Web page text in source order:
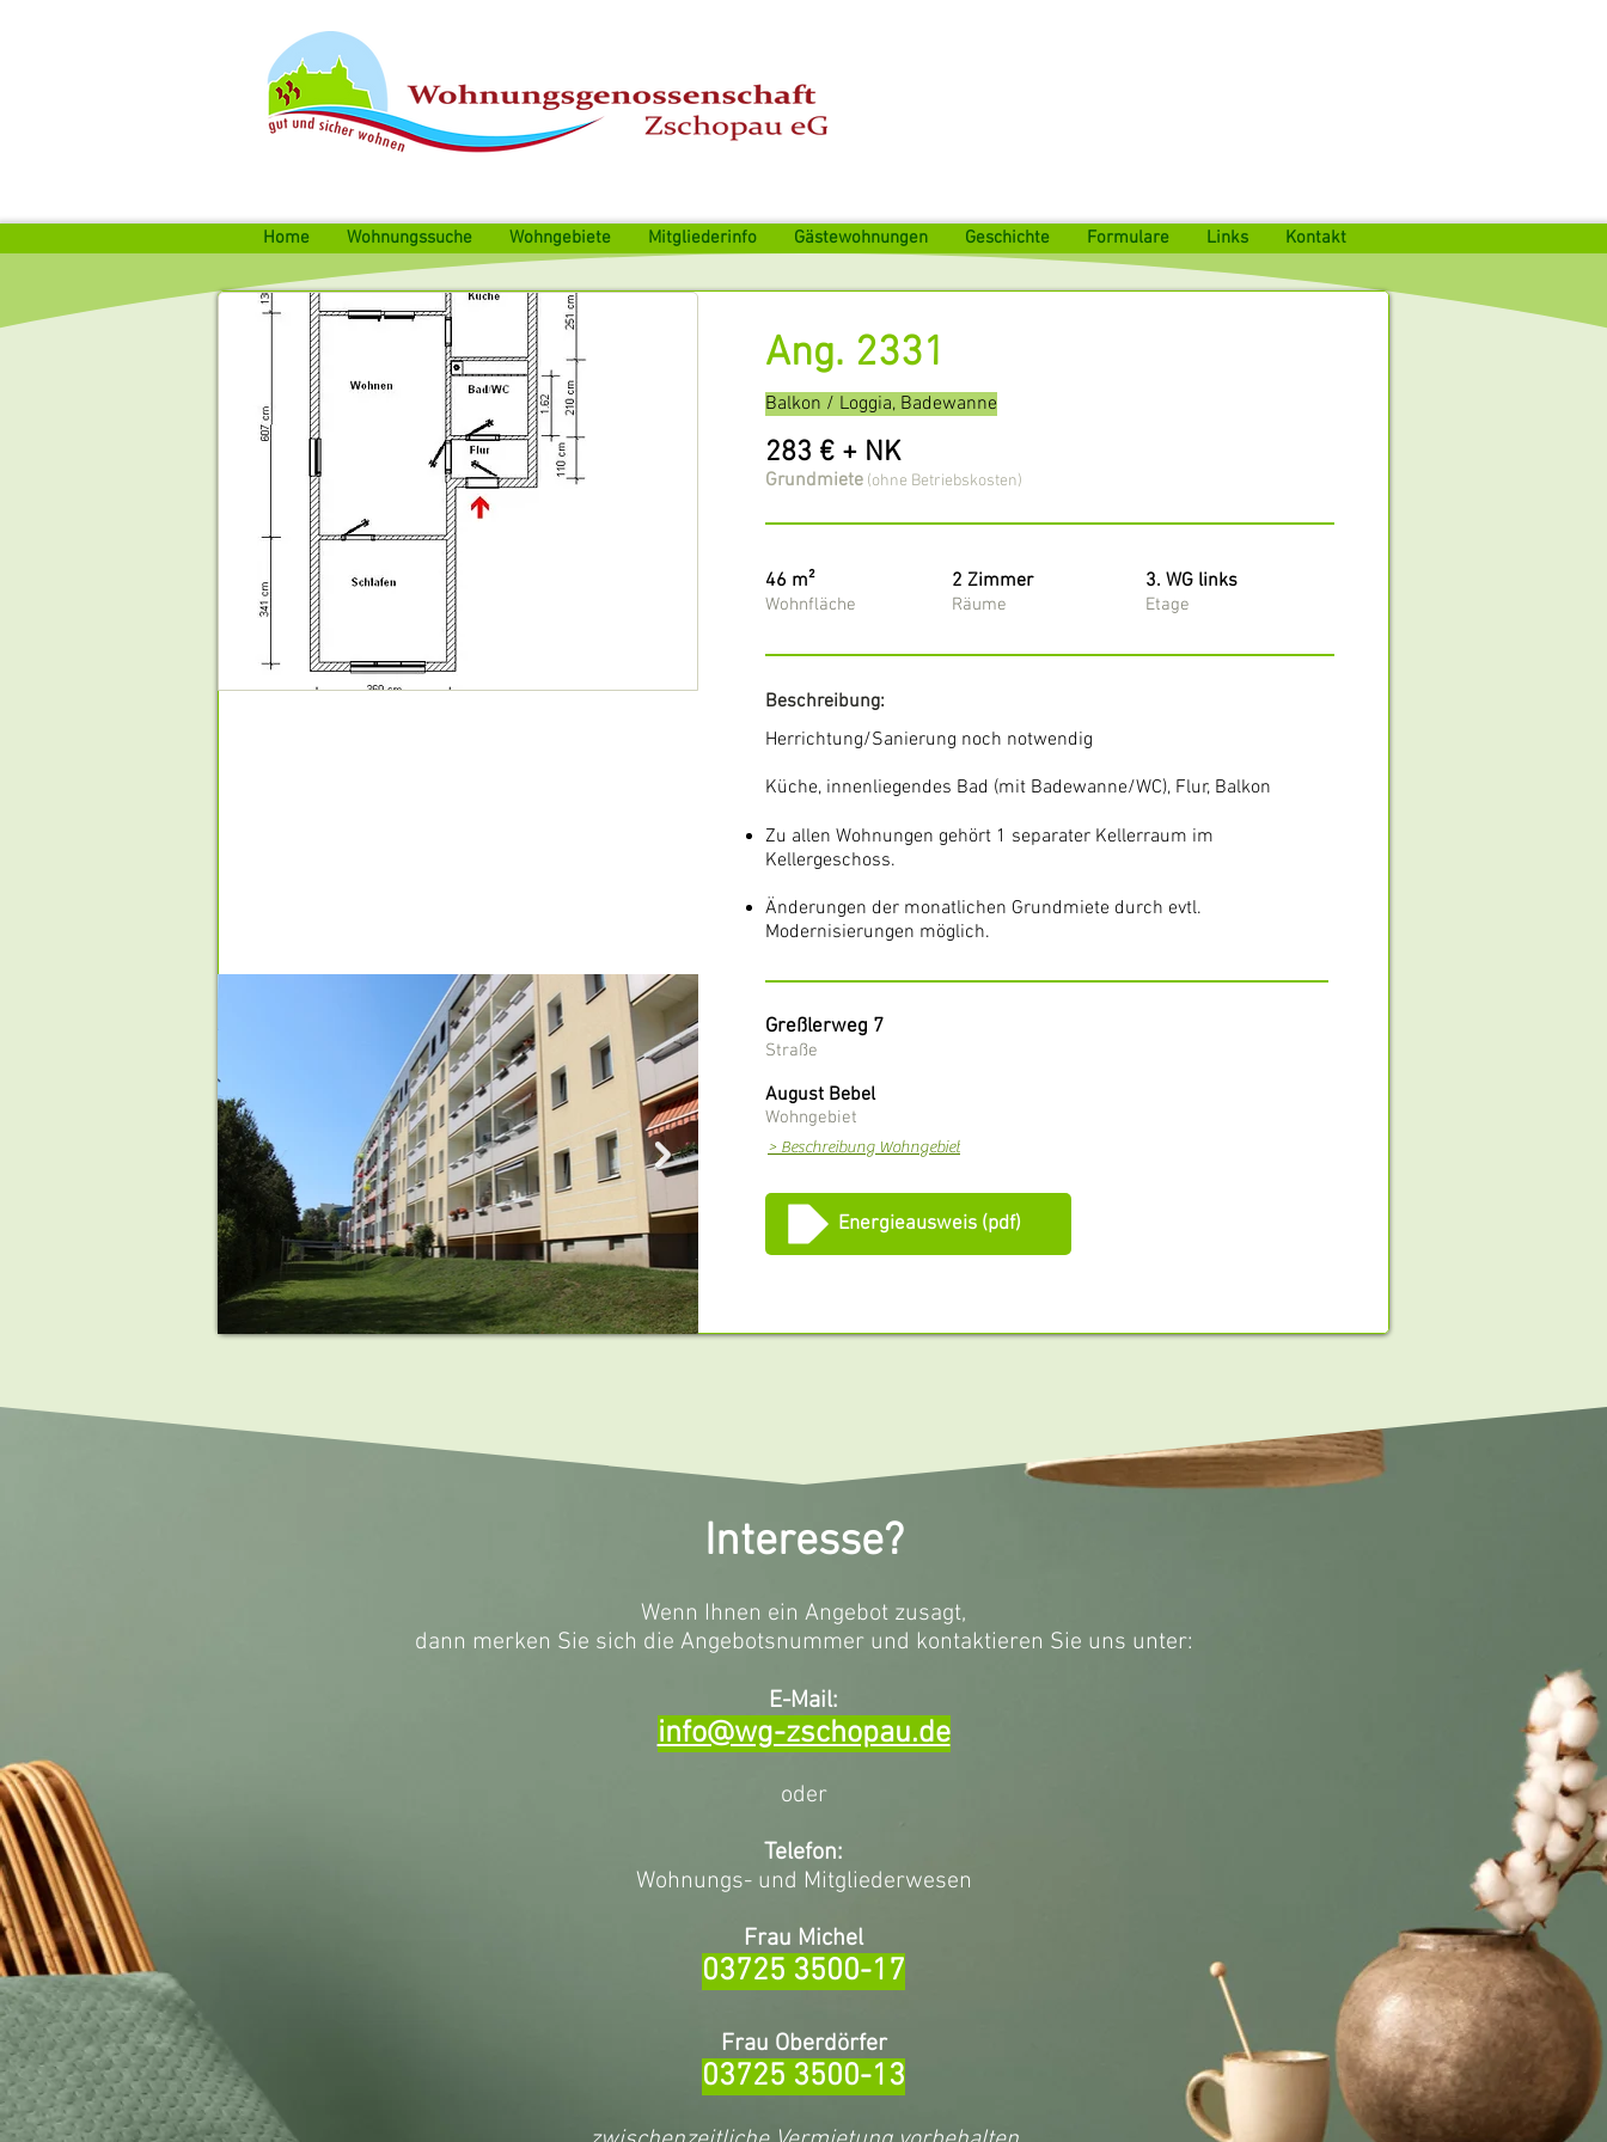
Home Wohnungssuche Wohngebiete Mitgliederinfo Gästewohnungen Geschichte Formulare Links Kontakt
Ang. 2331
Balkon / Loggia, Badewanne
283 € + NK
Grundmiete (ohne Betriebskosten)
46 m²
Wohnfläche
2 Zimmer
Räume
3. WG links
Etage
Beschreibung:
Herrichtung/Sanierung noch notwendig
Küche, innenliegendes Bad (mit Badewanne/WC), Flur, Balkon
Zu allen Wohnungen gehört 1 separater Kellerraum im
Kellergeschoss.
Änderungen der monatlichen Grundmiete durch evtl.
Modernisierungen möglich.
Greßlerweg 7
Straße
August Bebel
Wohngebiet
> Beschreibung Wohngebiet
Energieausweis (pdf)
Interesse?
Wenn Ihnen ein Angebot zusagt,
dann merken Sie sich die Angebotsnummer und kontaktieren Sie uns unter:
E-Mail:
info@wg-zschopau.de
oder
Telefon:
Wohnungs- und Mitgliederwesen
Frau Michel
03725 3500-17
Frau Oberdörfer
03725 3500-13